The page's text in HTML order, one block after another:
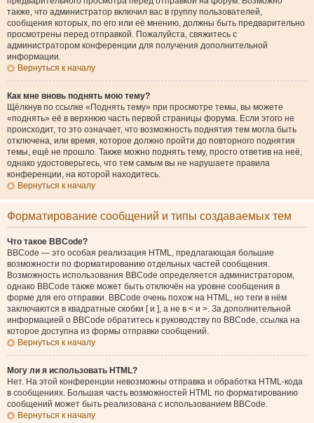
также, что администратор включил вас в группу пользователей,
сообщения которых, по его или её мнению, должны быть предварительно
просмотрены перед отправкой. Пожалуйста, свяжитесь с
администратором конференции для получения дополнительной
информации.
Вернуться к началу
Как мне вновь поднять мою тему?
Щёлкнув по ссылке «Поднять тему» при просмотре темы, вы можете
«поднять» её в верхнюю часть первой страницы форума. Если этого не
происходит, то это означает, что возможность поднятия тем могла быть
отключена, или время, которое должно пройти до повторного поднятия
темы, ещё не прошло. Также можно поднять тему, просто ответив на неё,
однако удостоверьтесь, что тем самым вы не нарушаете правила
конференции, на которой находитесь.
Вернуться к началу
Форматирование сообщений и типы создаваемых тем
Что такое BBCode?
BBCode — это особая реализация HTML, предлагающая большие
возможности по форматированию отдельных частей сообщения.
Возможность использования BBCode определяется администратором,
однако BBCode также может быть отключён на уровне сообщения в
форме для его отправки. BBCode очень похож на HTML, но теги в нём
заключаются в квадратные скобки [ и ], а не в < и >. За дополнительной
информацией о BBCode обратитесь к руководству по BBCode, ссылка на
которое доступна из формы отправки сообщений.
Вернуться к началу
Могу ли я использовать HTML?
Нет. На этой конференции невозможны отправка и обработка HTML-кода
в сообщениях. Большая часть возможностей HTML по форматированию
сообщений может быть реализована с использованием BBCode.
Вернуться к началу